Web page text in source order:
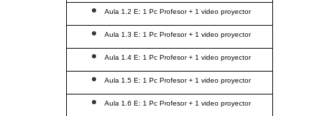
Aula 1.2 E: 1 Pc Profesor + 1 video proyector
Aula 1.3 E: 1 Pc Profesor + 1 video proyector
Aula 1.4 E: 1 Pc Profesor + 1 video proyector
Aula 1.5 E: 1 Pc Profesor + 1 video proyector
Aula 1.6 E: 1 Pc Profesor + 1 video proyector